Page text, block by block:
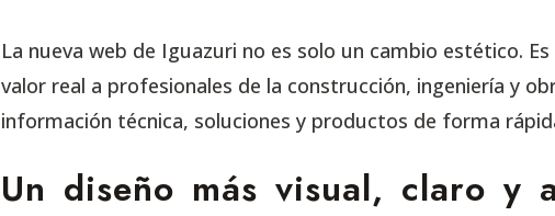
La nueva web de Iguazuri no es solo un cambio estético.
valor real a profesionales de la construcción, ingeniería y
información técnica, soluciones y productos de forma
Un diseño más visual, claro y